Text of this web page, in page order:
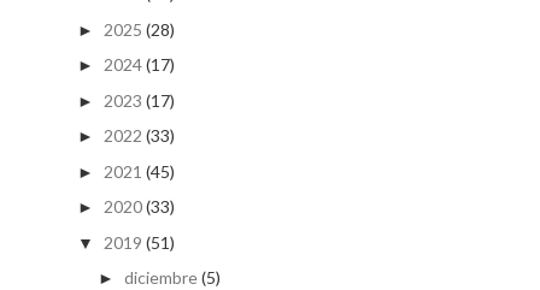
► 2025 (28)
► 2024(17)
► 2023 (17)
► 2022 (33)
► 2021 (45)
► 2020(33)
▼ 2019 (51)
► diciembre(5)